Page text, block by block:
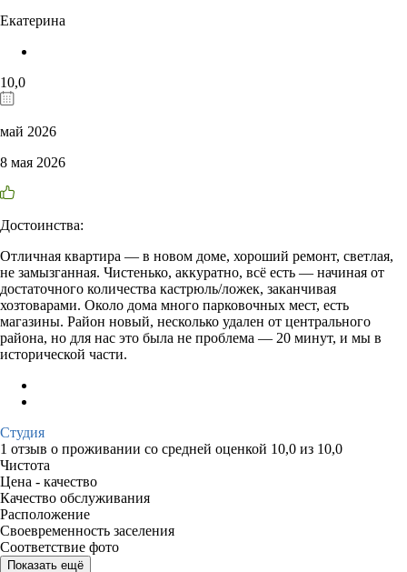
Екатерина
10,0
май 2026
8 мая 2026
Достоинства:
Отличная квартира — в новом доме, хороший ремонт, светлая,
не замызганная. Чистенько, аккуратно, всё есть — начиная от
достаточного количества кастрюль/ложек, заканчивая
хозтоварами. Около дома много парковочных мест, есть
магазины. Район новый, несколько удален от центрального
района, но для нас это была не проблема — 20 минут, и мы в
исторической части.
Студия
1 отзыв о проживании со средней оценкой 10,0 из 10,0
Чистота
Цена - качество
Качество обслуживания
Расположение
Своевременность заселения
Соответствие фото
Показать ещё